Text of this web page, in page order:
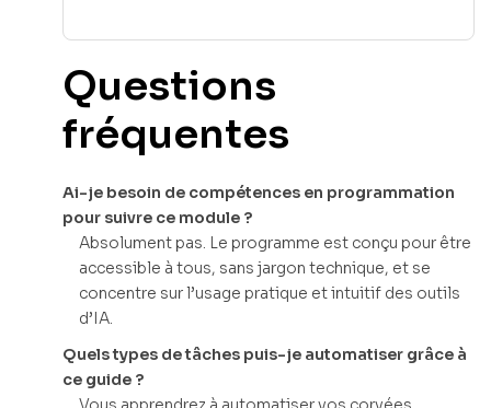
Questions
fréquentes
Ai-je besoin de compétences en programmation
pour suivre ce module ?
Absolument pas. Le programme est conçu pour être
accessible à tous, sans jargon technique, et se
concentre sur l’usage pratique et intuitif des outils
d’IA.
Quels types de tâches puis-je automatiser grâce à
ce guide ?